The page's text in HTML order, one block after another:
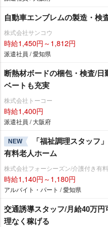
自動車エンブレムの製造・検
株式会社サンコウ
時給1,450円～1,812円
派遣社員 / 愛知県
断熱材ボードの梱包・検査/
ベートも充実
株式会社トーコー
時給1,400円
派遣社員 / 大阪府
NEW
「福祉調理スタッフ
有料老人ホーム
株式会社フォーシーズン/介護付き有
時給1,140円～1,180円
アルバイト・パート / 愛知県
交通誘導スタッフ/月給40万
理なく稼げる